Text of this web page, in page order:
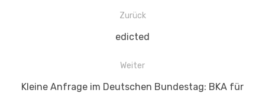
Beitragsnavigation
Zurück
Vorheriger
edicted
Weiter
Nächster
Kleine Anfrage im Deutschen Bundestag: BKA für